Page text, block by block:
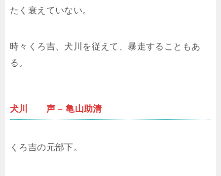
たく衰えていない。
時々くろ吉、犬川を従えて、暴走することもあ
る。
犬川 声 – 亀山助清
くろ吉の元部下。